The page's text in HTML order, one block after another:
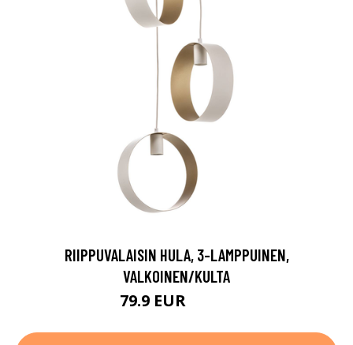
RIIPPUVALAISIN HULA, 3-LAMPPUINEN,
VALKOINEN/KULTA
79.9 EUR